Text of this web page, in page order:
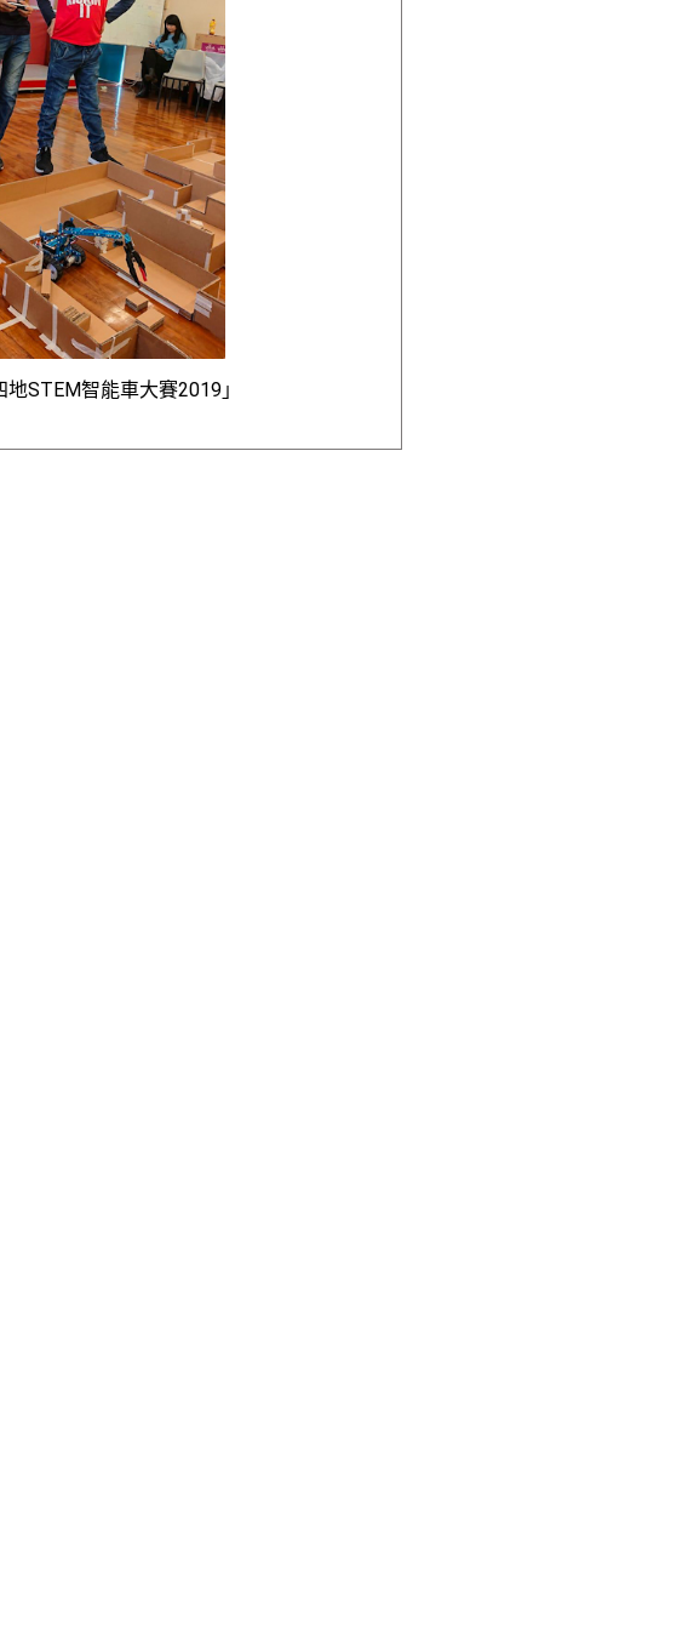
STEM智能車大賽2019」